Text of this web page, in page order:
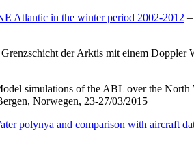
Atlantic in the winter period 2002-2012
der Arktis mit einem
simulations of the ABL over the
Norwegen, 23-27/03/2015
polynya and comparison with aircraft